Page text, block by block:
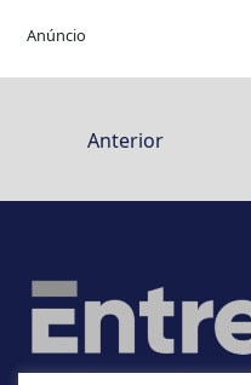
Anúncio
Anterior